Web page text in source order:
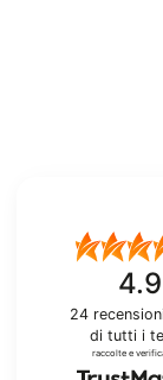
4.9
24
di tutti i
raccolte e